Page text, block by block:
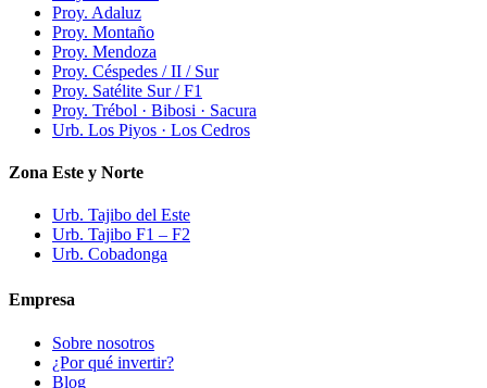
Proy. Adaluz
Proy. Montaño
Proy. Mendoza
Proy. Céspedes / II / Sur
Proy. Satélite Sur / F1
Proy. Trébol · Bibosi · Sacura
Urb. Los Piyos · Los Cedros
Zona Este y Norte
Urb. Tajibo del Este
Urb. Tajibo F1 – F2
Urb. Cobadonga
Empresa
Sobre nosotros
¿Por qué invertir?
Blog